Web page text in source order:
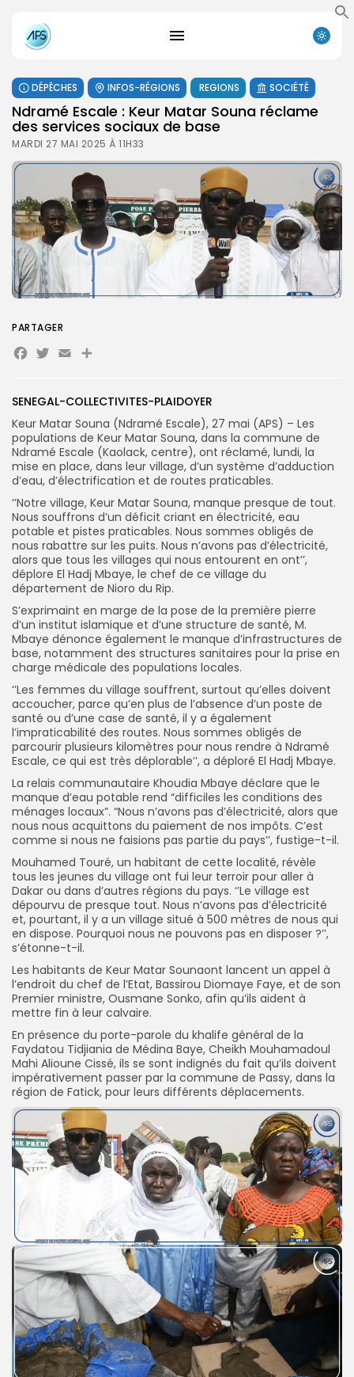
for:
Search
Button
FR
DÉPÊCHES INFOS-RÉGIONS REGIONS SOCIÉTÉ
Ndramé Escale : Keur Matar Souna réclame
des services sociaux de base
MARDI 27 MAI 2025 À 11H33
SENEGAL-COLLECTIVITES-PLAIDOYER
Keur Matar Souna (Ndramé Escale), 27 mai (APS) – Les
populations de Keur Matar Souna, dans la commune de
Ndramé Escale (Kaolack, centre), ont réclamé, lundi, la
mise en place, dans leur village, d’un système d’adduction
d’eau, d’électrification et de routes praticables.
‘’Notre village, Keur Matar Souna, manque presque de tout.
Nous souffrons d’un déficit criant en électricité, eau
potable et pistes praticables. Nous sommes obligés de
nous rabattre sur les puits. Nous n’avons pas d’électricité,
alors que tous les villages qui nous entourent en ont’’,
déplore El Hadj Mbaye, le chef de ce village du
département de Nioro du Rip.
S’exprimaint en marge de la pose de la première pierre
d’un institut islamique et d’une structure de santé, M.
Mbaye dénonce également le manque d’infrastructures de
base, notamment des structures sanitaires pour la prise en
charge médicale des populations locales.
‘’Les femmes du village souffrent, surtout qu’elles doivent
accoucher, parce qu’en plus de l’absence d’un poste de
santé ou d’une case de santé, il y a également
l’impraticabilité des routes. Nous sommes obligés de
parcourir plusieurs kilomètres pour nous rendre à Ndramé
Escale, ce qui est très déplorable’’, a déploré El Hadj Mbaye.
La relais communautaire Khoudia Mbaye déclare que le
manque d’eau potable rend “difficiles les conditions des
ménages locaux”. “Nous n’avons pas d’électricité, alors que
nous nous acquittons du paiement de nos impôts. C’est
comme si nous ne faisions pas partie du pays’’, fustige-t-il.
Mouhamed Touré, un habitant de cette localité, révèle
tous les jeunes du village ont fui leur terroir pour aller à
Dakar ou dans d’autres régions du pays. ‘’Le village est
dépourvu de presque tout. Nous n’avons pas d’électricité
et, pourtant, il y a un village situé à 500 mètres de nous qui
en dispose. Pourquoi nous ne pouvons pas en disposer ?’’,
s’étonne-t-il.
Les habitants de Keur Matar Sounaont lancent un appel à
l’endroit du chef de l’Etat, Bassirou Diomaye Faye, et de son
Premier ministre, Ousmane Sonko, afin qu’ils aident à
mettre fin à leur calvaire.
En présence du porte-parole du khalife général de la
Faydatou Tidjiania de Médina Baye, Cheikh Mouhamadoul
Mahi Alioune Cissé, ils se sont indignés du fait qu’ils doivent
impérativement passer par la commune de Passy, dans la
région de Fatick, pour leurs différents déplacements.
PARTAGER
Facebook
Twitter
EmailPartager